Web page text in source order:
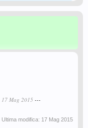
17 Mag 2015 ---
Ultima modifica: 17 Mag 2015